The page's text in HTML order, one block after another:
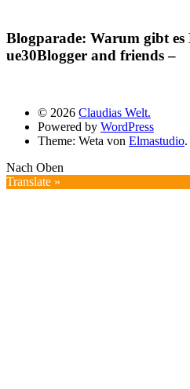
Blogparade: Warum gibt es
ue30Blogger and friends –
© 2026 Claudias Welt.
Powered by WordPress
Theme: Weta von Elmastudio.
Nach Oben
Translate »